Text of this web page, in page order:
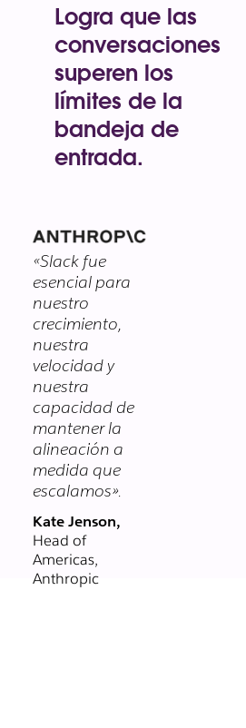
nuestra
herramienta
de video
integrada.
Con la IA en
Slack, las
notas de
reuniones se
Logra que las
conversaciones
superen los
límites de la
bandeja de
entrada.
proveedores en
tiempo real,
directamente desde
Slack. No podrías
hacer lo mismo por
correo electrónico.
«Slack fue
esencial para
nuestro
crecimiento,
nuestra
velocidad y
nuestra
capacidad de
mantener la
alineación a
medida que
escalamos».
Kate Jenson,
Head of
Americas,
Anthropic